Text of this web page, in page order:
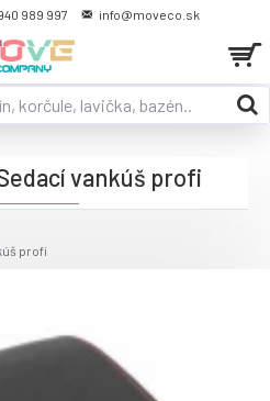
989 997 info@moveco.sk
profi
vankúš profi